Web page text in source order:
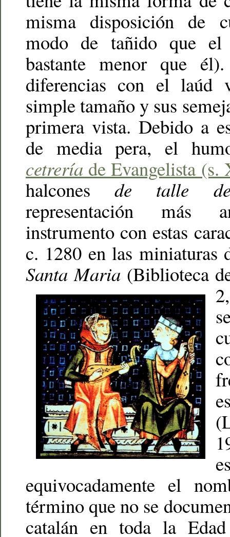
misma disposición de
modo de tañido que el
bastante menor que
diferencias con el laúd
simple tamaño y sus
primera vista. Debido a
de media pera, el
cetrería de Evangelista (s.
halconesde talle
representación
instrumento con estas
c. 1280 en las miniaturas
Santa Maria (Biblioteca
equivocadamente el
término que no se
catalán en toda la